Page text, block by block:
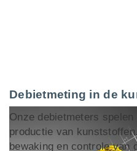
Debietmeting in de
Onze debietmeters
productie van
bewaking en controle van